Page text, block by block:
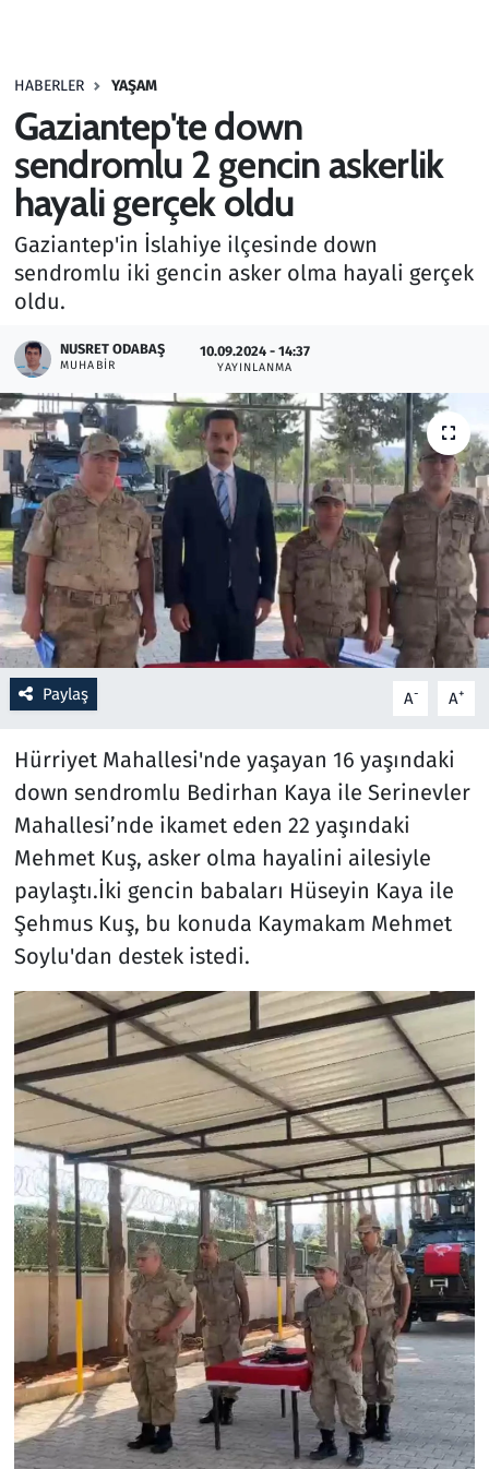
HABERLER YAŞAM
Gaziantep'te down
sendromlu 2 gencin askerlik
hayali gerçek oldu
Gaziantep'in İslahiye ilçesinde down
sendromlu iki gencin asker olma hayali gerçek
oldu.
NUSRET ODABAŞ
MUHABIR
10.09.2024 - 14:37
YAYINLANMA
Paylaş A- A+
Hürriyet Mahallesi'nde yaşayan 16 yaşındaki
down sendromlu Bedirhan Kaya ile Serinevler
Mahallesi’nde ikamet eden 22 yaşındaki
Mehmet Kuş, asker olma hayalini ailesiyle
paylaştı.İki gencin babaları Hüseyin Kaya ile
Şehmus Kuş, bu konuda Kaymakam Mehmet
Soylu'dan destek istedi.
Haber
Kültür Sanat
Kurumsal Haberler
Lezzet Durağı
Memur ve Kamu
Otomobil
Oyun
Ramazan
Resmi İlanlar
Rüya Tabirleri
Sağlık
Savunma Sanayi
Seçim 2023
Spor
Teknoloji ve Bilim
Televizyon